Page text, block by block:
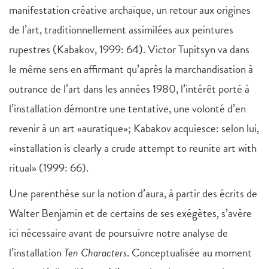
manifestation créative archaïque, un retour aux origines
de l’art, traditionnellement assimilées aux peintures
rupestres (Kabakov, 1999: 64). Victor Tupitsyn va dans
le même sens en affirmant qu’après la marchandisation à
outrance de l’art dans les années 1980, l’intérêt porté à
l’installation démontre une tentative, une volonté d’en
revenir à un art «auratique»; Kabakov acquiesce: selon lui,
«installation is clearly a crude attempt to reunite art with
ritual» (1999: 66).
Une parenthèse sur la notion d’aura, à partir des écrits de
Walter Benjamin et de certains de ses exégètes, s’avère
ici nécessaire avant de poursuivre notre analyse de
l’installationTen Characters. Conceptualisée au moment